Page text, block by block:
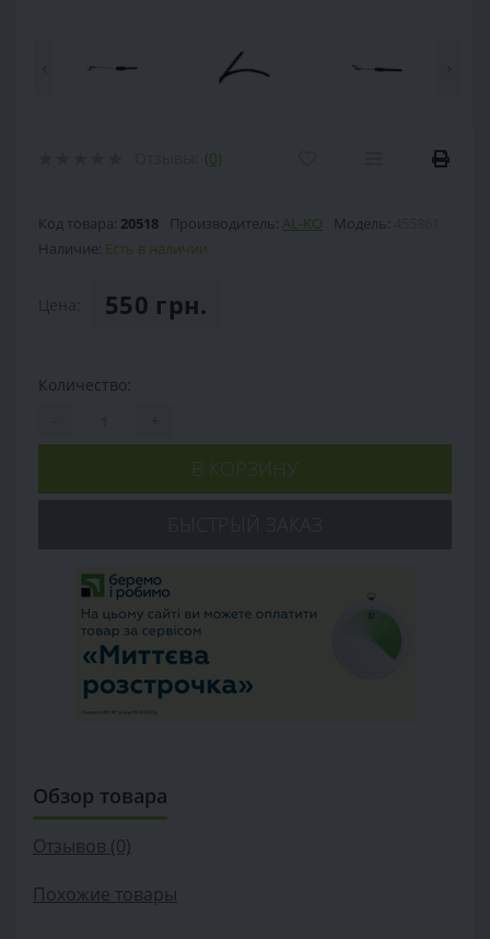
(0)
Код товара: 20518 Производитель: AL-KO Модель:
Наличие: Есть в наличии
550 грн.
Количество:
В КОРЗИНУ
Обзор товара
Отзывов (0)
Похожие товары